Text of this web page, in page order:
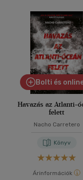
Bolti és
Havazás az Atlanti-
felett
Nacho Carretero
Könyv
Árinformációk